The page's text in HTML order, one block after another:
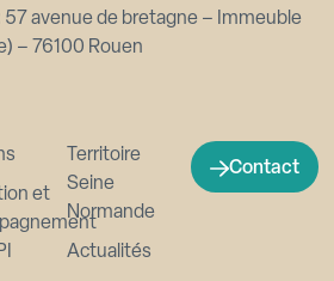
57 avenue de bretagne – Immeuble
– 76100 Rouen
et
Territoire
Seine
Normande
Actualités
Contact